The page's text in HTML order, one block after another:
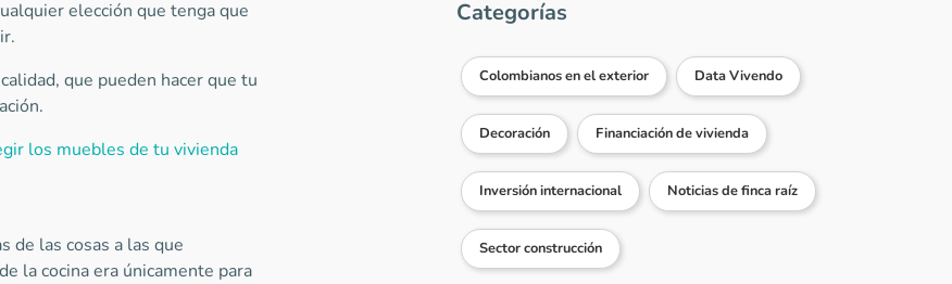
elección que tenga que
que pueden hacer que tu
los muebles de tu vivienda
de las cosas a las que
la cocina era únicamente para
Categorías
Colombianos en el exterior Data Vivendo
Decoración Financiación de vivienda
Inversión internacional Noticias de finca raíz
Sector construcción